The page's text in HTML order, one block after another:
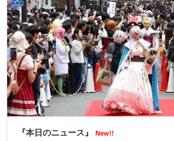
『本日のニュース』
New!!